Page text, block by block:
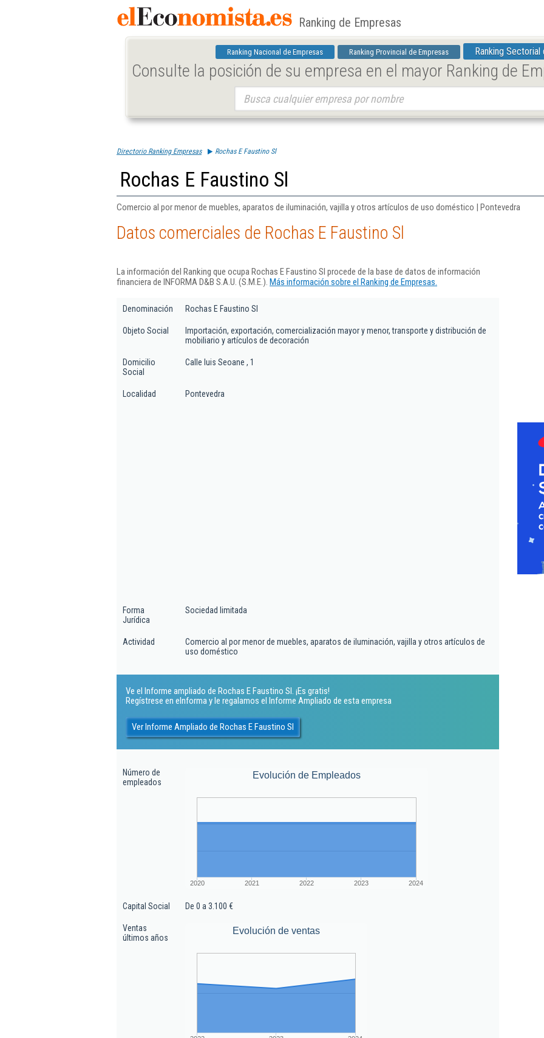
Ranking de Empresas
Ranking Nacional de Empresas Ranking Provincial de Empresas Ranking Sectorial
Consulte la posición de su empresa en el mayor Ranking de
Directorio Ranking Empresas Rochas E Faustino Sl
Rochas E Faustino Sl
Comercio al por menor de muebles, aparatos de iluminación, vajilla y otros artículos de uso doméstico | Pontevedra
Datos comerciales de Rochas E Faustino Sl
La información del Ranking que ocupa Rochas E Faustino Sl procede de la base de datos de información
financiera de INFORMA D&B S.A.U. (S.M.E.). Más información sobre el Ranking de Empresas.
Denominación Rochas E Faustino Sl
Objeto Social
Importación, exportación, comercialización mayor y menor, transporte y distribución de
mobiliario y artículos de decoración
Domicilio
Social
Calle luis Seoane , 1
Localidad Pontevedra
Forma
Jurídica
Sociedad limitada
Actividad
Comercio al por menor de muebles, aparatos de iluminación, vajilla y otros artículos de
uso doméstico
Ve el Informe ampliado de Rochas E Faustino Sl. ¡Es gratis!
Regístrese en eInforma y le regalamos el Informe Ampliado de esta empresa
Ver Informe Ampliado de Rochas E Faustino Sl
Número de
empleados
Evolución de Empleados
2020 2021 2022 2023 2024
Capital Social De 0 a 3.100 €
Ventas
últimos años
Evolución de ventas